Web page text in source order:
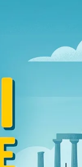
Ho preso